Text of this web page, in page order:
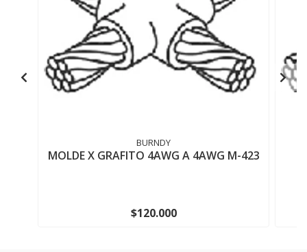
BURNDY
MOLDE X GRAFITO 4AWG A 4AWG M-423
$120.000